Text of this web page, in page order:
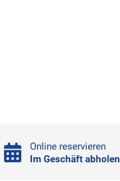
Online reservieren
Im Geschäft abholen